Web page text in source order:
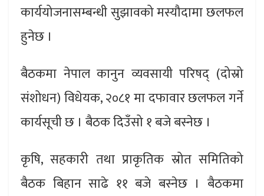
कार्ययोजनासम्बन्धी सुझावको मस्यौदामा छलफल
हुनेछ ।
बैठकमा नेपाल कानुन व्यवसायी परिषद् (दोस्रो
संशोधन) विधेयक, २०८१ मा दफावार छलफल गर्ने
कार्यसूची छ । बैठक दिउँसो १ बजे बस्नेछ ।
कृषि, सहकारी तथा प्राकृतिक स्रोत समितिको
बैठक बिहान साढे ११ बजे बस्नेछ । बैठकमा